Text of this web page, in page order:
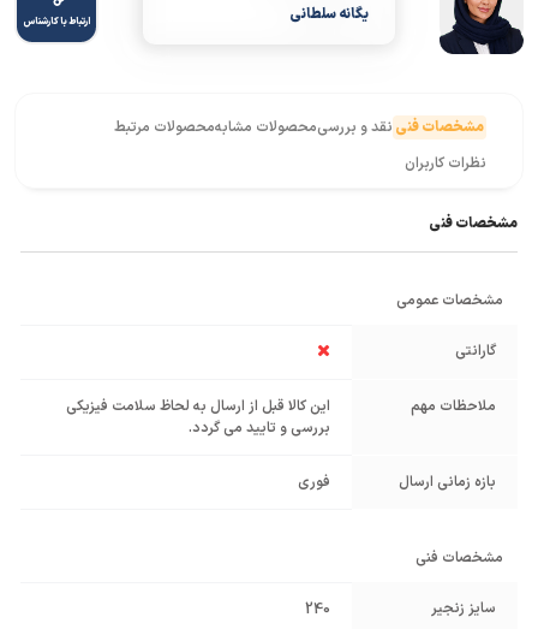
یگانه سلطانی ارتباط با کارشناس
مشخصات فنی نقد و بررسیمحصولات مشابهمحصولات مرتبط
نظرات کاربران
مشخصات فنی
مشخصات عمومی
گارانتی
ملاحظات مهم
این کالا قبل از ارسال به لحاظ سلامت فیزیکی
بررسی و تایید می گردد.
بازه زمانی ارسال فوری
مشخصات فنی
سایز زنجیر 240